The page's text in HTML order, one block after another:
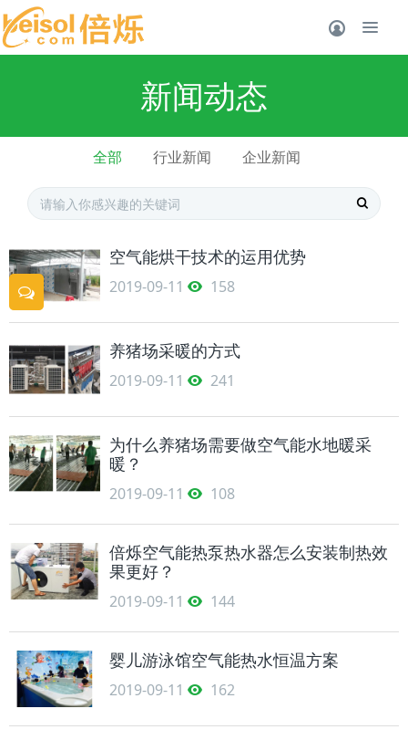
新闻动态
全部 行业新闻 企业新闻
空气能烘干技术的运用优势
2019-09-11 158
养猪场采暖的方式
2019-09-11 241
为什么养猪场需要做空气能水地暖采
暖？
2019-09-11 108
倍烁空气能热泵热水器怎么安装制热效
果更好？
2019-09-11 144
婴儿游泳馆空气能热水恒温方案
2019-09-11 162